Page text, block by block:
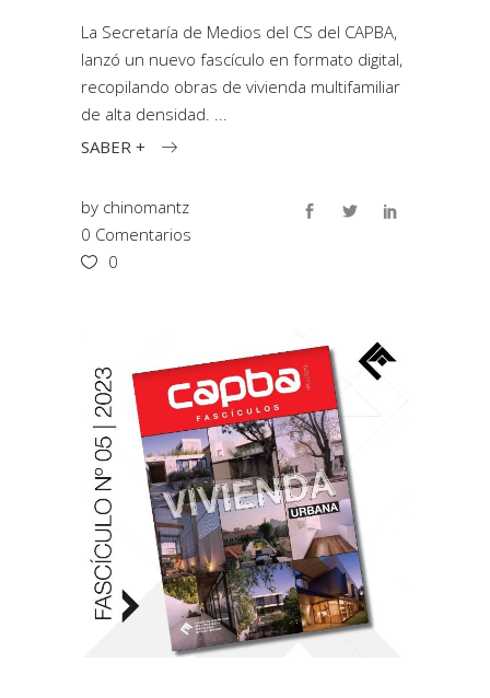
La Secretaría de Medios del CS del CAPBA,
lanzó un nuevo fascículo en formato digital,
recopilando obras de vivienda multifamiliar
de alta densidad.
SABER +
by chinomantz
0 Comentarios
0